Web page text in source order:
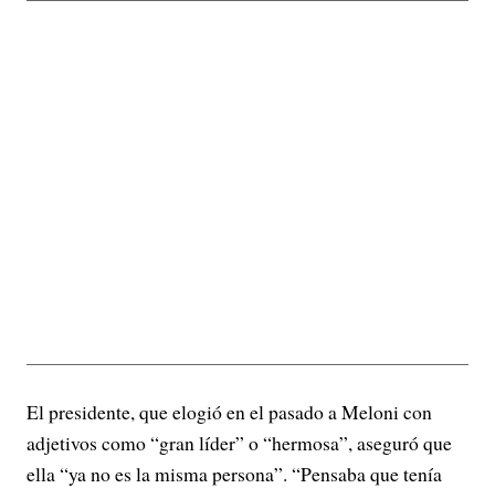
El presidente, que elogió en el pasado a Meloni con
adjetivos como “gran líder” o “hermosa”, aseguró que
ella “ya no es la misma persona”. “Pensaba que tenía